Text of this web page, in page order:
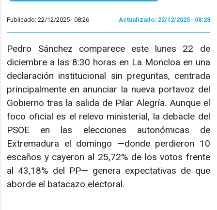
Publicado: 22/12/2025 ·08:26 Actualizado: 22/12/2025 · 08:28
Pedro Sánchez comparece este lunes 22 de
diciembre a las 8:30 horas en La Moncloa en una
declaración institucional sin preguntas, centrada
principalmente en anunciar la nueva portavoz del
Gobierno tras la salida de Pilar Alegría. Aunque el
foco oficial es el relevo ministerial, la debacle del
PSOE en las elecciones autonómicas de
Extremadura el domingo —donde perdieron 10
escaños y cayeron al 25,72% de los votos frente
al 43,18% del PP— genera expectativas de que
aborde el batacazo electoral.​